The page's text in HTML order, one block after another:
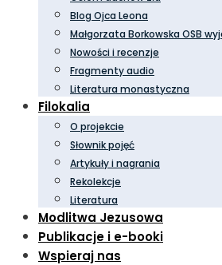
Blog Ojca Leona
Małgorzata Borkowska OSB
Nowości i recenzje
Fragmenty audio
Literatura monastyczna
Filokalia
O projekcie
Słownik pojęć
Artykuły i nagrania
Rekolekcje
Literatura
Modlitwa Jezusowa
Publikacje i e-booki
Wspieraj nas